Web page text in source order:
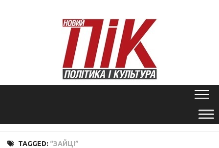
TAGGED: “ЗАЙЦІ”